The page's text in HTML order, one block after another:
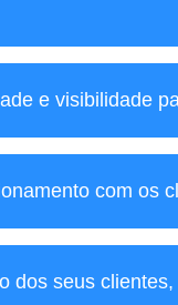
e visibilidade
com os
dos seus